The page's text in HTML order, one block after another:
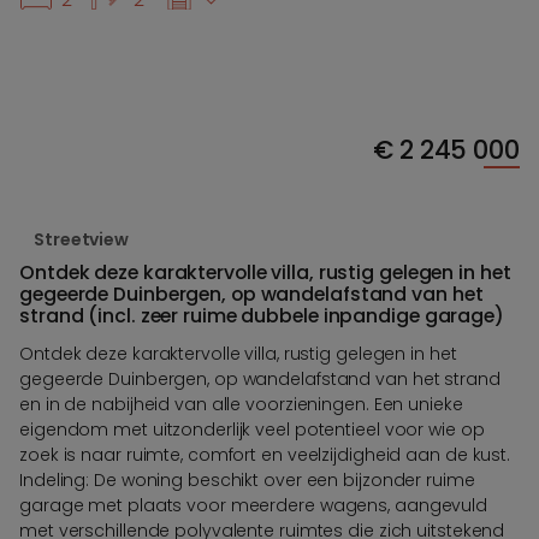
€2 245 000
Streetview
Ontdek deze karaktervolle villa, rustig gelegen in het
gegeerde Duinbergen, op wandelafstand van het
strand (incl. zeer ruime dubbele inpandige garage)
Ontdek deze karaktervolle villa, rustig gelegen in het
gegeerde Duinbergen, op wandelafstand van het strand
en in de nabijheid van alle voorzieningen. Een unieke
eigendom met uitzonderlijk veel potentieel voor wie op
zoek is naar ruimte, comfort en veelzijdigheid aan de kust.
Indeling: De woning beschikt over een bijzonder ruime
garage met plaats voor meerdere wagens, aangevuld
met verschillende polyvalente ruimtes die zich uitstekend